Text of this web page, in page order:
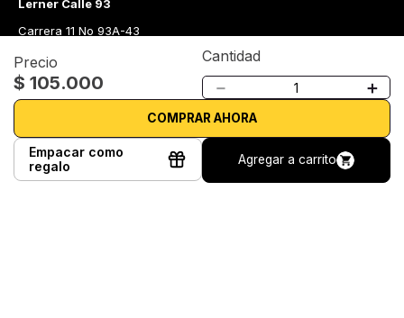
Precio
$ 105.000
Cantidad
＋
－
COMPRAR AHORA
Empacar como
regalo
Agregar a carrito
Lerner Calle 93
Carrera 11 No 93A-43
Lerner Medellín
Carrera 43 A No. 05 A - 113 Local 103 Edificio One Plaza PH
Medellín Colombia
Librería Lerner - Comprar libros en Colombia
Quiénes somos
Librerías